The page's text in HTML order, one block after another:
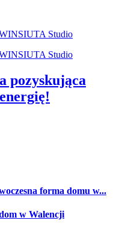
pozyskująca
forma domu w...
w Walencji